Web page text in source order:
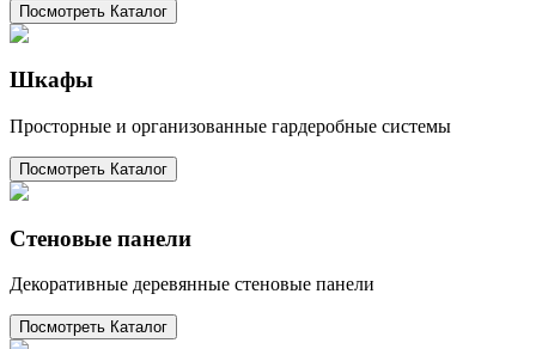
Посмотреть Каталог
Шкафы
Просторные и организованные гардеробные системы
Посмотреть Каталог
Стеновые панели
Декоративные деревянные стеновые панели
Посмотреть Каталог